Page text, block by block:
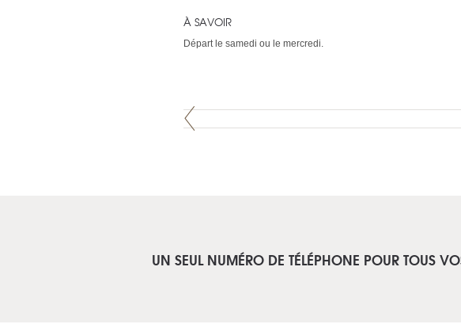
À SAVOIR
Départ le samedi ou le mercredi.
UN SEUL NUMÉRO DE TÉLÉPHONE POUR TOUS